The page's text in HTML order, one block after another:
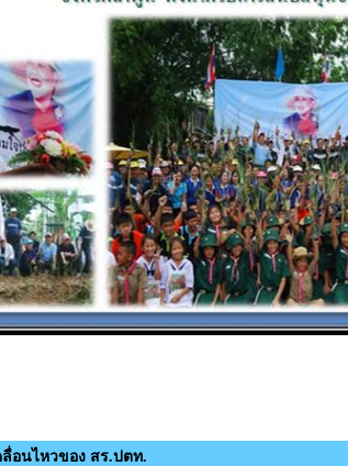
อนไหวของ สร.ปตท.